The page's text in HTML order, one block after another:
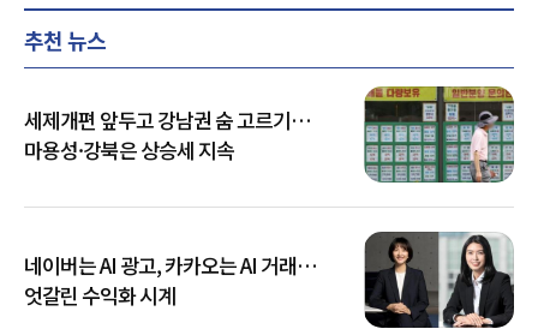
추천 뉴스
세제개편 앞두고 강남권 숨 고르기…
마용성·강북은 상승세 지속
네이버는 AI 광고, 카카오는 AI 거래…
엇갈린 수익화 시계